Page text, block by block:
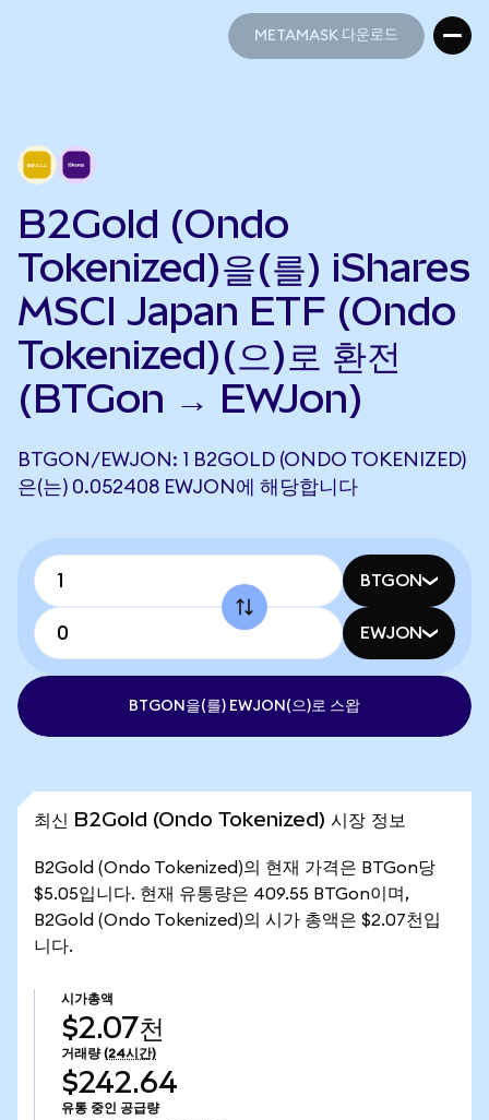
METAMASK 다운로드
B2Gold (Ondo
Tokenized)을(를) iShares
MSCI Japan ETF (Ondo
Tokenized)(으)로 환전
(BTGon → EWJon)
BTGON/EWJON: 1 B2GOLD (ONDO TOKENIZED)
은(는) 0.052408 EWJON에 해당합니다
BTGON
EWJON
BTGON을(를) EWJON(으)로 스왑
최신 B2Gold (Ondo Tokenized) 시장 정보
B2Gold (Ondo Tokenized)의 현재 가격은 BTGon당
$5.05입니다. 현재 유통량은 409.55 BTGon이며,
B2Gold (Ondo Tokenized)의 시가 총액은 $2.07천입
니다.
시가총액
$2.07천
거래량 (24시간)
$242.64
유통 중인 공급량